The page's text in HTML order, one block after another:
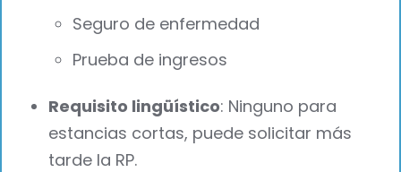
Seguro de enfermedad
Prueba de ingresos
Requisito lingüístico: Ninguno para
estancias cortas, puede solicitar más
tarde la RP.